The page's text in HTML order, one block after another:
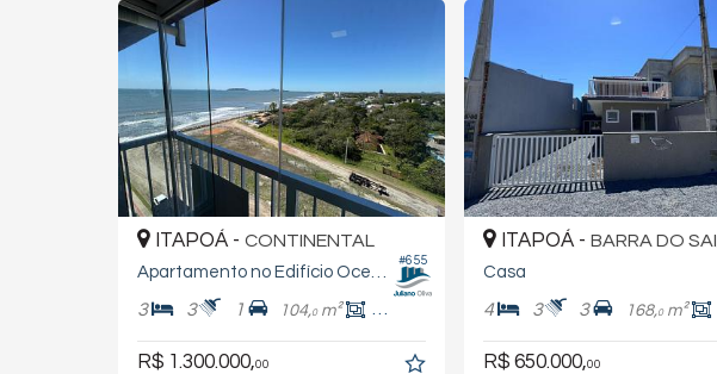
#655
ITAPOÁ - CONTINENTAL
Apartamento no Edifício Ocean Castle
3 3 1 104,0m² 90,
R$ 1.300.000,00
ITAPOÁ - BARRA DO SAI
Casa
4 3 3 168,0m²
R$ 650.000,00